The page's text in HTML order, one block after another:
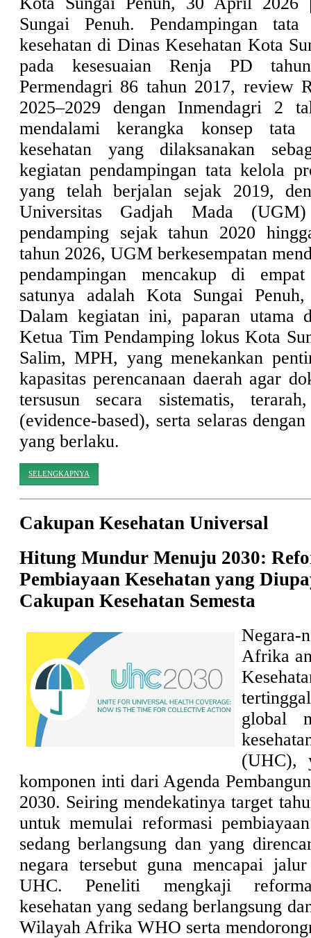
Sungai Penuh. Pendampingan
kesehatan di Dinas Kesehatan Kota
pada kesesuaian Renja PD
Permendagri 86 tahun 2017, review
2025–2029 dengan Inmendagri 2
mendalami kerangka konsep tata
kesehatan yang dilaksanakan
kegiatan pendampingan tata kelola
yang telah berjalan sejak 2019,
Universitas Gadjah Mada
pendamping sejak tahun 2020
tahun 2026, UGM berkesempatan
pendampingan mencakup di
satunya adalah Kota Sungai
Dalam kegiatan ini, paparan utama
Ketua Tim Pendamping lokus Kota
Salim, MPH, yang menekankan
kapasitas perencanaan daerah agar
tersusun secara sistematis,
(evidence-based), serta selaras
yang berlaku.
SELENGKAPNYA
Cakupan Kesehatan Universal
Hitung Mundur Menuju 2030:
Pembiayaan Kesehatan yang
Cakupan Kesehatan Semesta
Negara-
Afrika
global
(UHC),
komponen inti dari Agenda
2030. Seiring mendekatinya target
untuk memulai reformasi
sedang berlangsung dan yang
negara tersebut guna mencapai
UHC. Peneliti mengkaji
kesehatan yang sedang berlangsung
Wilayah Afrika WHO serta